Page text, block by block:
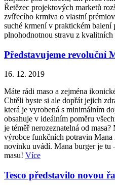
Řetězec projektových marketů
zvířecího krmiva o vlastní
suché krmení v praktickém balení
plnohodnotnou stravu z kvalitních
Představujeme revoluční
16. 12. 2019
Máte rádi maso a zejména
Chtěli byste si ale dopřát jejich
která je vyrobená s minimálním
obsahuje v ideálním poměru
je téměř nerozeznatelná od
výrobce funkčních potravin
novinku uvádí. Mana burger je tu
masu! Více
Tesco představilo novou